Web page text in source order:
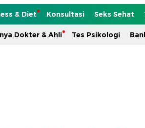
& Diet Konsultasi Seks Sehat
Dokter & Ahli Tes Psikologi